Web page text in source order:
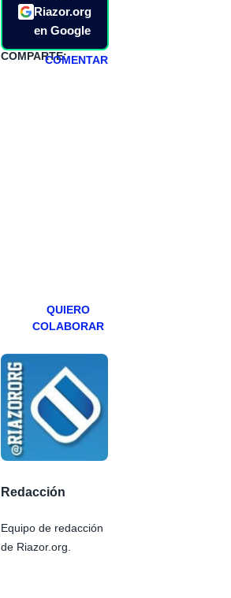
Riazor.org
en Google
COMPARTE:COMENTAR
QUIERO
COLABORAR
Redacción
Equipo de redacción
de Riazor.org.